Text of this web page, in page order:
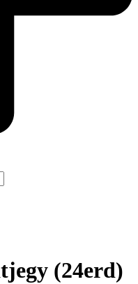
(24erd)